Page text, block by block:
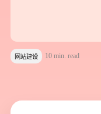
网站建设 10 min. read